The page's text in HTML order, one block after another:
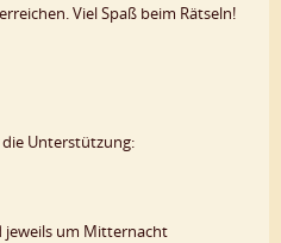
Viel Spaß beim Rätseln!
Unterstützung:
jeweils um Mitternacht